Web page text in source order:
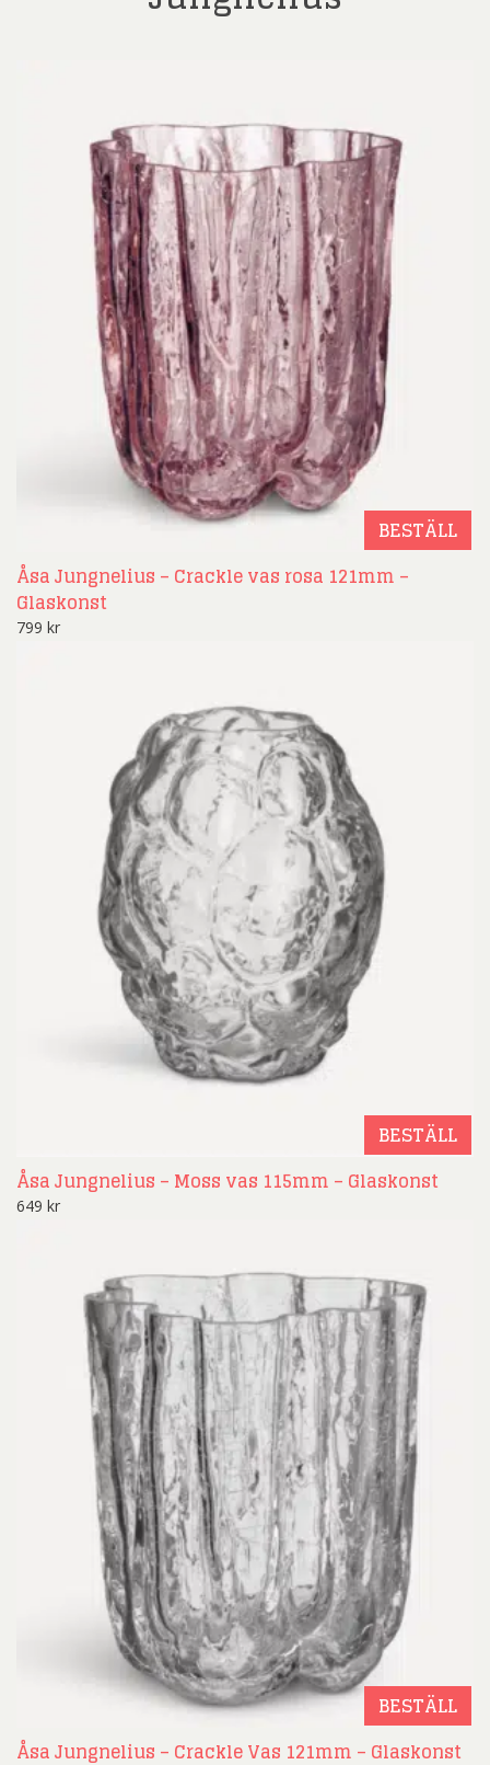
BESTÄLL
Åsa Jungnelius – Crackle vas rosa 121mm –
Glaskonst
799 kr
BESTÄLL
Åsa Jungnelius – Moss vas 115mm – Glaskonst
649 kr
BESTÄLL
Åsa Jungnelius – Crackle Vas 121mm – Glaskonst